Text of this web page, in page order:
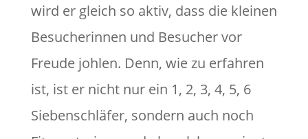
wird er gleich so aktiv, dass die kleinen
Besucherinnen und Besucher vor
Freude johlen. Denn, wie zu erfahren
ist, ist er nicht nur ein 1, 2, 3, 4, 5, 6
Siebenschläfer, sondern auch noch